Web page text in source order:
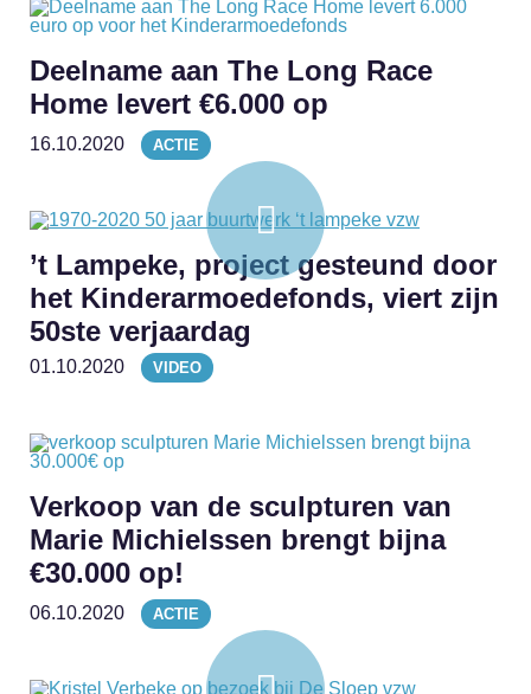
Deelname aan The Long Race
Home levert €6.000 op
16.10.2020 ACTIE
’t Lampeke, project gesteund door
het Kinderarmoedefonds, viert zijn
50ste verjaardag
01.10.2020 VIDEO
Verkoop van de sculpturen van
Marie Michielssen brengt bijna
€30.000 op!
06.10.2020 ACTIE